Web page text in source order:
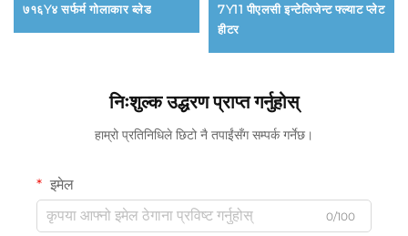
७१६Y४ सर्फर्म गोलाकार ब्लेड
7Y11 पीएलसी इन्टेलिजेन्ट फ्ल्याट प्लेट
हीटर
निःशुल्क उद्धरण प्राप्त गर्नुहोस्
हाम्रो प्रतिनिधिले छिटो नै तपाईंसँग सम्पर्क गर्नेछ।
इमेल
0/100